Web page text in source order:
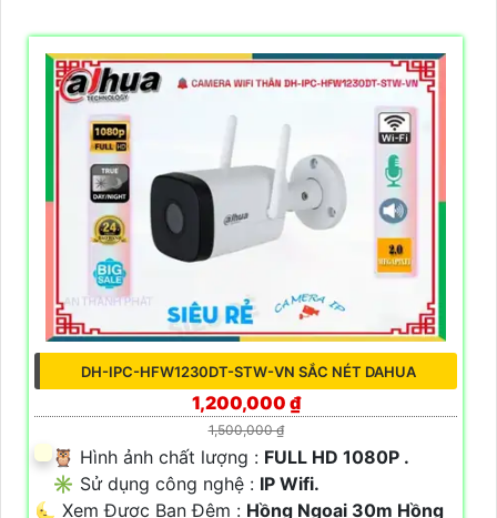
DH-IPC-HFW1230DT-STW-VN SẮC NÉT DAHUA
1,200,000 ₫
1,500,000 ₫
🦉 Hình ảnh chất lượng : FULL HD 1080P .
✳️ Sử dụng công nghệ : IP Wifi.
🌜 Xem Được Ban Đêm : Hồng Ngoại 30m Hồng